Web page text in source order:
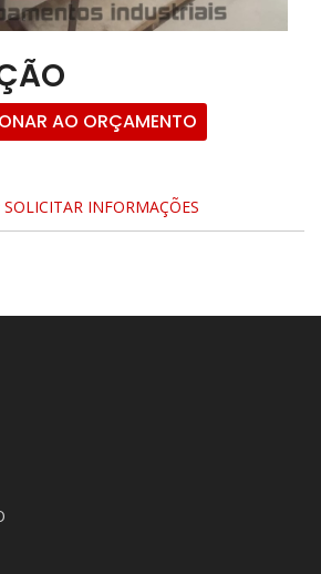
AO ORÇAMENTO
SOLICITAR INFORMAÇÕES